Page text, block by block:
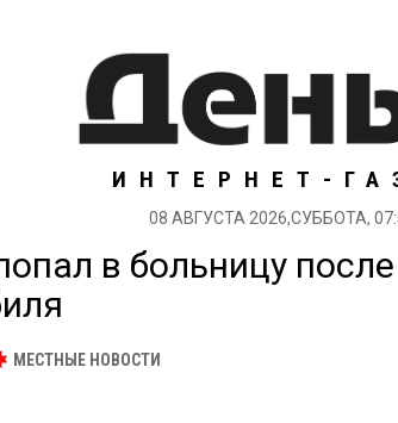
ИНТЕРНЕТ-
08 АВГУСТА 2026,СУББОТА,
в больницу
МЕСТНЫЕ НОВОСТИ